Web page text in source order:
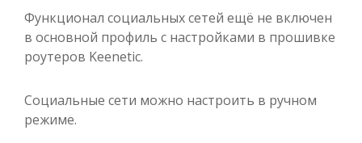
Функционал социальных сетей ещё не включен
в основной профиль с настройками в прошивке
роутеров Keenetic.
Социальные сети можно настроить в ручном
режиме.